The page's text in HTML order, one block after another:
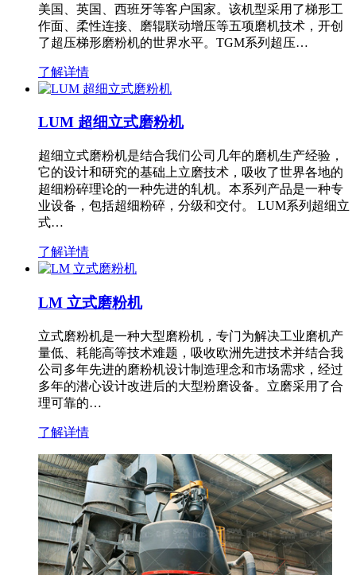
美国、英国、西班牙等客户国家。该机型采用了梯形工
作面、柔性连接、磨辊联动增压等五项磨机技术，开创
了超压梯形磨粉机的世界水平。TGM系列超压…
了解详情
LUM 超细立式磨粉机
超细立式磨粉机是结合我们公司几年的磨机生产经验，
它的设计和研究的基础上立磨技术，吸收了世界各地的
超细粉碎理论的一种先进的轧机。本系列产品是一种专
业设备，包括超细粉碎，分级和交付。 LUM系列超细立
式…
了解详情
LM 立式磨粉机
立式磨粉机是一种大型磨粉机，专门为解决工业磨机产
量低、耗能高等技术难题，吸收欧洲先进技术并结合我
公司多年先进的磨粉机设计制造理念和市场需求，经过
多年的潜心设计改进后的大型粉磨设备。立磨采用了合
理可靠的…
了解详情